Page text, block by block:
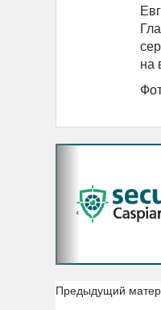
на
‹
Предыдущий